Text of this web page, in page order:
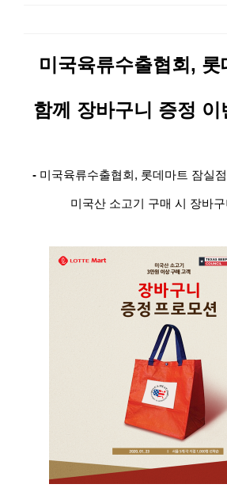
미국육류수출협회, 롯
함께 장바구니 증정 이
- 미국육류수출협회, 롯데마트 잠실
미국산 소고기 구매 시 장바